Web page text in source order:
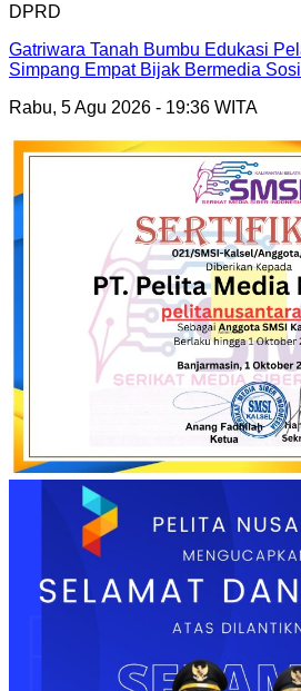
DPRD
Gatriwara Tanah Bumbu Edukasi
Simpang Empat Bijak Bermedia
Rabu, 5 Agu 2026 - 19:36 WITA